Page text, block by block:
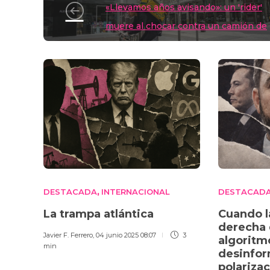
k
«Llevamos años avisando»: un 'rider'
muere al chocar contra un camión de
la basura con su moto
DESTACADA, INTERNACIONAL
La trampa atlántica
Javier F. Ferrero, 04 junio 2025 08:07
3
min
Cuando
derecha